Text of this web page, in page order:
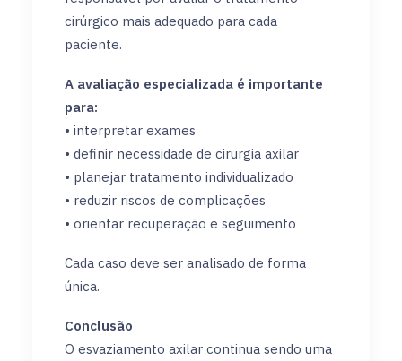
cirúrgico mais adequado para cada
paciente.
A avaliação especializada é importante
para:
• interpretar exames
• definir necessidade de cirurgia axilar
• planejar tratamento individualizado
• reduzir riscos de complicações
• orientar recuperação e seguimento
Cada caso deve ser analisado de forma
única.
Conclusão
O esvaziamento axilar continua sendo uma